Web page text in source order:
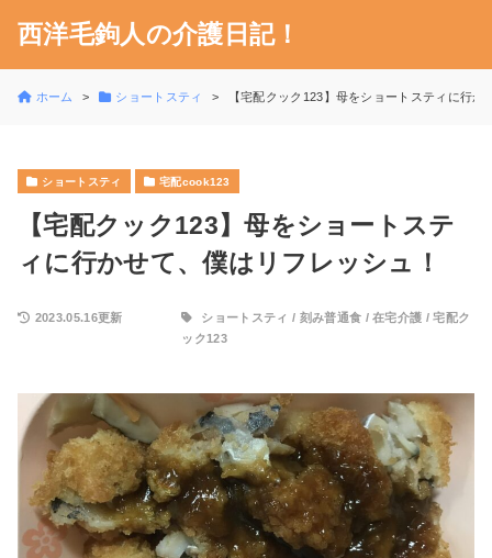
西洋毛鉤人の介護日記！
ホーム ショートスティ 【宅配クック123】母をショートスティに行
ショートスティ 宅配cook123
【宅配クック123】母をショートステ
ィに行かせて、僕はリフレッシュ！
2023.05.16更新 ショートスティ / 刻み普通食 /在宅介護 /宅配ク
ック123